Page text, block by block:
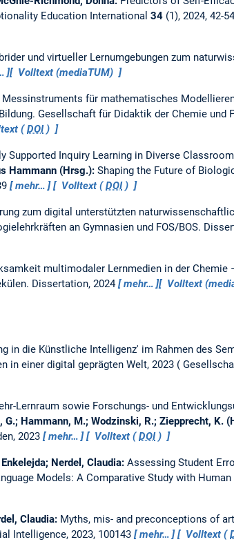
Education International 34(1), 2024, 42-
und virtueller Lernumgebungen zum
Volltext (mediaTUM)
für mathematisches
Gesellschaft für Didaktik der Chemie und
(DOI)
Supported Inquiry Learning in Diverse
Hammann (Hrsg.): Shaping the Future of
mehr… Volltext (DOI)
zum digital unterstützten
an Gymnasien und FOS/BOS.
multimodaler Lernmedien in der Chemie
Dissertation, 2024 mehr… Volltext
in die Künstliche Intelligenz' im Rahmen des
in einer digital geprägten Welt, 2023
Lernraum sowie Forschungs- und
G.; Hammann, M.; Wodzinski, R.; Ziepprecht, K.
2023
mehr… Volltext (DOI)
Nerdel, Claudia: Assessing Student
Models: A Comparative Study with Human
Claudia: Myths, mis- and preconceptions of
Intelligence, 2023, 100143 mehr… Volltext (